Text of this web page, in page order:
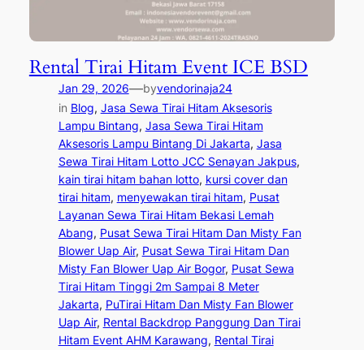
Rental Tirai Hitam Event ICE BSD
Jan 29, 2026—byvendorinaja24
in Blog, Jasa Sewa Tirai Hitam Aksesoris
Lampu Bintang, Jasa Sewa Tirai Hitam
Aksesoris Lampu Bintang Di Jakarta, Jasa
Sewa Tirai Hitam Lotto JCC Senayan Jakpus
kain tirai hitam bahan lotto, kursi cover dan
tirai hitam, menyewakan tirai hitam, Pusat
Layanan Sewa Tirai Hitam Bekasi Lemah
Abang, Pusat Sewa Tirai Hitam Dan Misty Fan
Blower Uap Air, Pusat Sewa Tirai Hitam Dan
Misty Fan Blower Uap Air Bogor, Pusat Sewa
Tirai Hitam Tinggi 2m Sampai 8 Meter
Jakarta, PuTirai Hitam Dan Misty Fan Blower
Uap Air, Rental Backdrop Panggung Dan Tirai
Hitam Event AHM Karawang, Rental Tirai